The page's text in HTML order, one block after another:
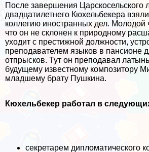
После завершения Царскосельского
двадцатилетнего Кюхельбекера
коллегию иностранных дел. Молодой
что он не склонен к природному
уходит с престижной должности,
преподавателем языков в пансионе
отпрысков. Тут он преподавал
будущему известному композитору
младшему брату Пушкина.
Кюхельбекер работал в
секретарем дипломатического